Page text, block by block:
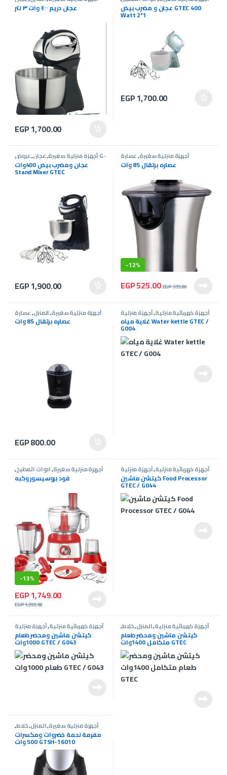
عجان دريم ٤٠٠ وات ٣ لتر
EGP1,700.00
المنزل,عجان
عجان و مضرب بيض GTEC 400
Watt 2*1
EGP1,700.00
أجهزة منزلية صغيرة,عجان,عروض G-
Tec
عجان ومضرب بيض 400وات
Stand Mixer GTEC
EGP1,900.00
أجهزة منزلية صغيرة,عصارة
عصاره برتقال 85 وات
-12%
EGP525.00EGP599.00
أجهزة منزلية صغيرة,المنزل,عصارة
عصاره برتقال 85 وات
EGP800.00
أجهزة كهربائية منزلية,أجهزة منزلية
صغيرة,المنزل, عروض G-Tec غلاية مياه Water kettle GTEC /
G004
أجهزة منزلية صغيرة,ادوات المطبخ,
المنزل,خلاط, عروض G-Tecفود بروسيسور وكبه
-13%
EGP1,749.00
EGP1,999.00
أجهزة كهربائية منزلية,أجهزة منزلية
صغيرة,المنزل,خلاط,عجان,عروض G-
Tec
كيتشن ماشين Food Processor
GTEC / G044
أجهزة كهربائية منزلية,أجهزة منزلية
صغيرة,المنزل,خلاط, عروض G-Tecكيتشن ماشين ومحضر طعام
1000وات GTEC / G043
أجهزة كهربائية منزلية,المنزل,خلاط,
عجان, عروض G-Tec
كيتشن ماشين ومحضر طعام
متكامل 1400وات GTEC
أجهزة منزلية صغيرة,المنزل,خلاط,
عروض G-Tec
مفرمة لحمة خضروات ومكسرات
500 وات GTSH-16010